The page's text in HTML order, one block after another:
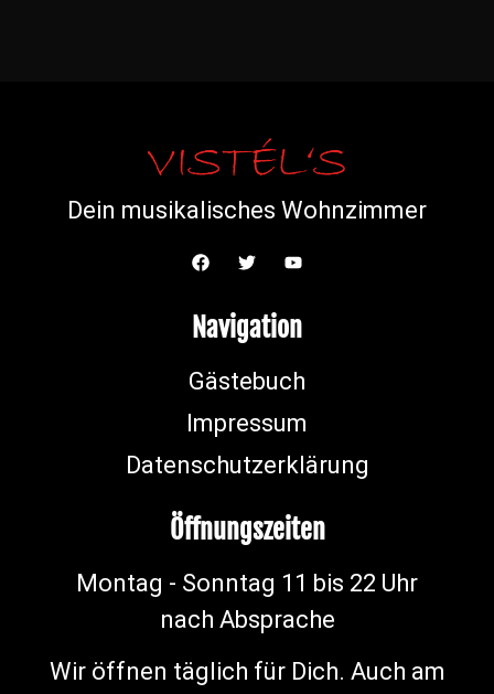
Dein musikalisches Wohnzimmer
Navigation
Gästebuch
Impressum
Datenschutzerklärung
Öffnungszeiten
Montag - Sonntag 11 bis 22 Uhr
nach Absprache
Wir öffnen täglich für Dich. Auch am